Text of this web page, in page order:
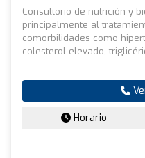
Consultorio de nutrición y
principalmente al
comorbilidades como
colesterol elevado,
Horario